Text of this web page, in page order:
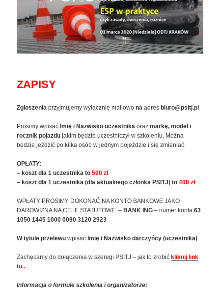
ZAPISY
Zgłoszenia przyjmujemy wyłącznie mailowona adresbiuro@psitj.pl
Prosimy wpisać Imię i Nazwisko uczestnika orazmarkę, model i
rocznik pojazdu jakim będzie uczestniczył w szkoleniu. Można
będzie jeździć po kilka osób w jednym pojeździe i się zmieniać.
OPŁATY:
– koszt dla 1 uczestnika to590 zł
– koszt dla 1 uczestnika (dla aktualnego członka PSITJ) to400 zł
WPŁATY PROSIMY DOKONAĆ NA KONTO BANKOWE JAKO
DAROWIZNA NA CELE STATUTOWE – BANK ING – numer konta63
1050 1445 1000 0090 3120 2923
W tytule przelewu wpisać Imię i Nazwisko darczyńcy (uczestnika)
Zachęcamy do dołączenia w szeregi PSITJ – jak to zrobić kliknij link
tu..
Informacja o formule szkolenia i organizatorze: